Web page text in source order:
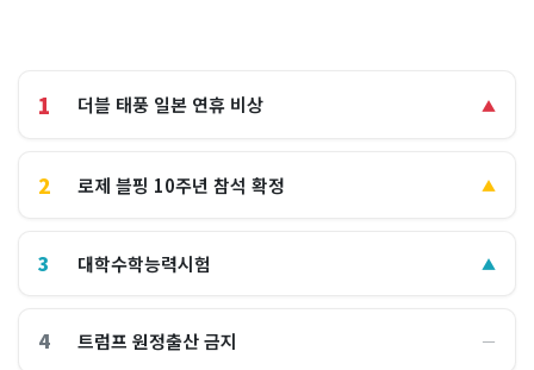
1 더블 태풍 일본 연휴 비상 ▲
2 로제 블핑 10주년 참석 확정 ▲
3 대학수학능력시험 ▲
4 트럼프 원정출산 금지 ―